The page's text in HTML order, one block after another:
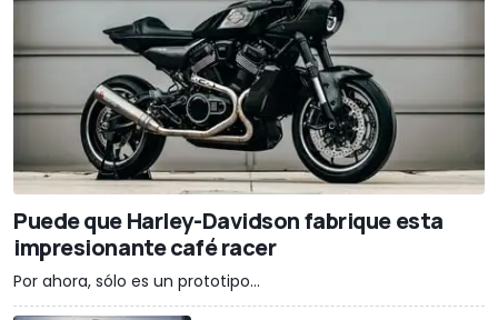
Puede que Harley-Davidson fabrique esta
impresionante café racer
Por ahora, sólo es un prototipo...